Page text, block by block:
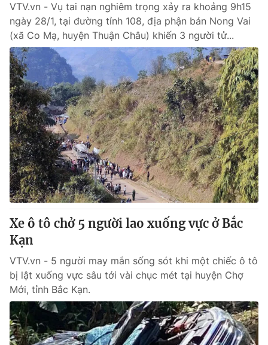
VTV.vn - Vụ tai nạn nghiêm trọng xảy ra khoảng 9h15
ngày 28/1, tại đường tỉnh 108, địa phận bản Nong Vai
(xã Co Mạ, huyện Thuận Châu) khiến 3 người tử...
Xe ô tô chở 5 người lao xuống vực ở Bắc
Kạn
VTV.vn - 5 người may mắn sống sót khi một chiếc ô tô
bị lật xuống vực sâu tới vài chục mét tại huyện Chợ
Mới, tỉnh Bắc Kạn.